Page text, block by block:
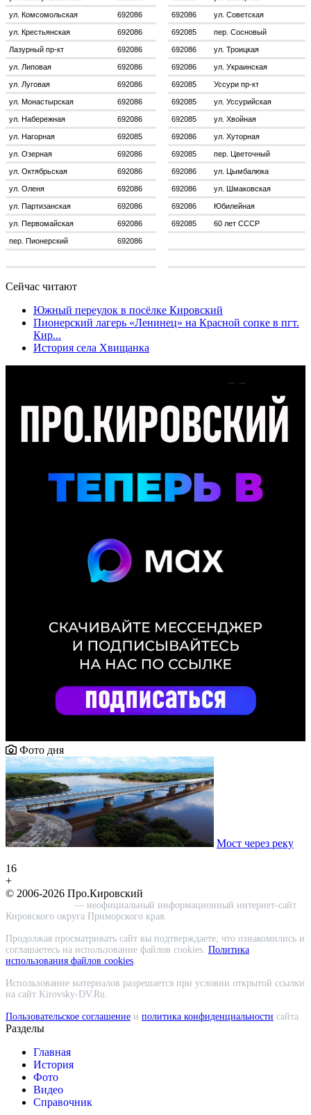
ул. Комсомольская 692086 692086 ул. Советская
ул. Крестьянская 692086 692085 пер. Сосновый
Лазурный пр-кт 692086 692086 ул. Троицкая
ул. Липовая 692086 692086 ул. Украинская
ул. Луговая 692086 692085 Уссури пр-кт
ул. Монастырская 692086 692085 ул. Уссурийская
ул. Набережная 692086 692085 ул. Хвойная
ул. Нагорная 692085 692086 ул. Хуторная
ул. Озерная 692086 692085 пер. Цветочный
ул. Октябрьская 692086 692086 ул. Цымбалюка
ул. Оленя 692086 692086 ул. Шмаковская
ул. Партизанская 692086 692086 Юбилейная
ул. Первомайская 692086 692085 60 лет СССР
пер. Пионерский 692086
Сейчас читают
Южный переулок в посёлке Кировский
Пионерский лагерь «Ленинец» на Красной сопке в пгт.
Кир...
История села Хвищанка
Фото дня
Мост через реку
16
+
© 2006-2026 Про.Кировский
— неофициальный информационный интернет-сайт
Кировского округа Приморского края.
Продолжая просматривать сайт вы подтверждаете, что ознакомились и
соглашаетесь на использование файлов cookies. Политика
использования файлов cookies.
Использование материалов разрешается при условии открытой ссылки
на сайт Kirovsky-DV.Ru.
Пользовательское соглашение и политика конфиденциальности сайта.
Разделы
Главная
История
Фото
Видео
Справочник